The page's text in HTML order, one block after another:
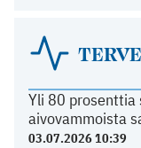
Yli 80
aivovammoista
03.07.2026 10:39